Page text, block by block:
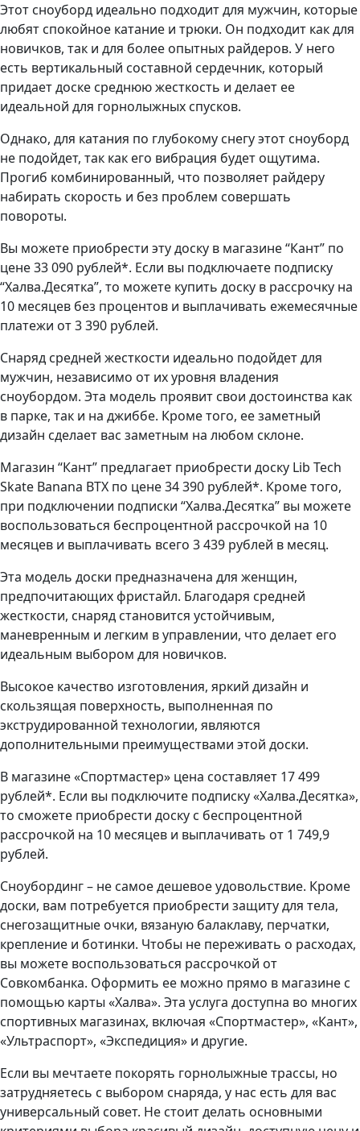
Этот сноуборд идеально подходит для мужчин, которые
любят спокойное катание и трюки. Он подходит как для
новичков, так и для более опытных райдеров. У него
есть вертикальный составной сердечник, который
придает доске среднюю жесткость и делает ее
идеальной для горнолыжных спусков.
Однако, для катания по глубокому снегу этот сноуборд
не подойдет, так как его вибрация будет ощутима.
Прогиб комбинированный, что позволяет райдеру
набирать скорость и без проблем совершать
повороты.
Вы можете приобрести эту доску в магазине “Кант” по
цене 33 090 рублей*. Если вы подключаете подписку
“Халва.Десятка”, то можете купить доску в рассрочку на
10 месяцев без процентов и выплачивать ежемесячные
платежи от 3 390 рублей.
Снаряд средней жесткости идеально подойдет для
мужчин, независимо от их уровня владения
сноубордом. Эта модель проявит свои достоинства как
в парке, так и на джиббе. Кроме того, ее заметный
дизайн сделает вас заметным на любом склоне.
Магазин “Кант” предлагает приобрести доску Lib Tech
Skate Banana BTX по цене 34 390 рублей*. Кроме того,
при подключении подписки “Халва.Десятка” вы можете
воспользоваться беспроцентной рассрочкой на 10
месяцев и выплачивать всего 3 439 рублей в месяц.
Эта модель доски предназначена для женщин,
предпочитающих фристайл. Благодаря средней
жесткости, снаряд становится устойчивым,
маневренным и легким в управлении, что делает его
идеальным выбором для новичков.
Высокое качество изготовления, яркий дизайн и
скользящая поверхность, выполненная по
экструдированной технологии, являются
дополнительными преимуществами этой доски.
В магазине «Спортмастер» цена составляет 17 499
рублей*. Если вы подключите подписку «Халва.Десятка»,
то сможете приобрести доску с беспроцентной
рассрочкой на 10 месяцев и выплачивать от 1 749,9
рублей.
Сноубординг – не самое дешевое удовольствие. Кроме
доски, вам потребуется приобрести защиту для тела,
снегозащитные очки, вязаную балаклаву, перчатки,
крепление и ботинки. Чтобы не переживать о расходах,
вы можете воспользоваться рассрочкой от
Совкомбанка. Оформить ее можно прямо в магазине с
помощью карты «Халва». Эта услуга доступна во многих
спортивных магазинах, включая «Спортмастер», «Кант»,
«Ультраспорт», «Экспедиция» и другие.
Если вы мечтаете покорять горнолыжные трассы, но
затрудняетесь с выбором снаряда, у нас есть для вас
универсальный совет. Не стоит делать основными